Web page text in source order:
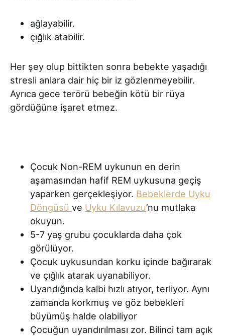
ağlayabilir.
çığlık atabilir.
Her şey olup bittikten sonra bebekte yaşadığı
stresli anlara dair hiç bir iz gözlenmeyebilir.
Ayrıca gece terörü bebeğin kötü bir rüya
gördüğüne işaret etmez.
Çocuk Non-REM uykunun en derin
aşamasından hafif REM uykusuna geçiş
yaparken gerçekleşiyor. Bebeklerde Uyku
Döngüsü ve Uyku Kılavuzu’nu mutlaka
okuyun.
5-7 yaş grubu çocuklarda daha çok
görülüyor.
Çocuk uykusundan korku içinde bağırarak
ve çığlık atarak uyanabiliyor.
Uyandığında kalbi hızlı atıyor, terliyor. Aynı
zamanda korkmuş ve göz bebekleri
büyümüş halde olabiliyor
Çocuğun uyandırılması zor. Bilinci tam açık